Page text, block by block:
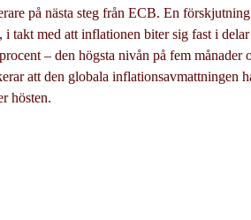
på nästa steg från ECB. En
i takt med att inflationen biter sig fast i
– den högsta nivån på fem månader
att den globala inflationsavmattningen
hösten.